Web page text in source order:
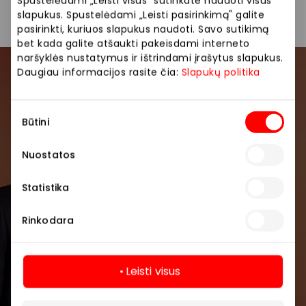
slapukus. Spustelėdami „Leisti pasirinkimą" galite
pasirinkti, kuriuos slapukus naudoti. Savo sutikimą
bet kada galite atšaukti pakeisdami interneto
naršyklės nustatymus ir ištrindami įrašytus slapukus.
Daugiau informacijos rasite čia: Slapukų politika
pasirinkimas
Būtini
Nuostatos
Statistika
Rinkodara
Leisti visus
Prisijunkite prie mūsų
bendruomenės
Pirmieji sužinokite apie geriausius pasiūlymus,
renginius ir naujausią informaciją iš AKROPOLIS
Prenumeruoti
Daugiau